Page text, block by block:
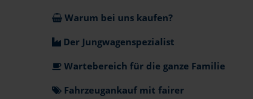
Warum bei uns kaufen?
Der Jungwagenspezialist
Wartebereich für die ganze Familie
Fahrzeugankauf mit fairer